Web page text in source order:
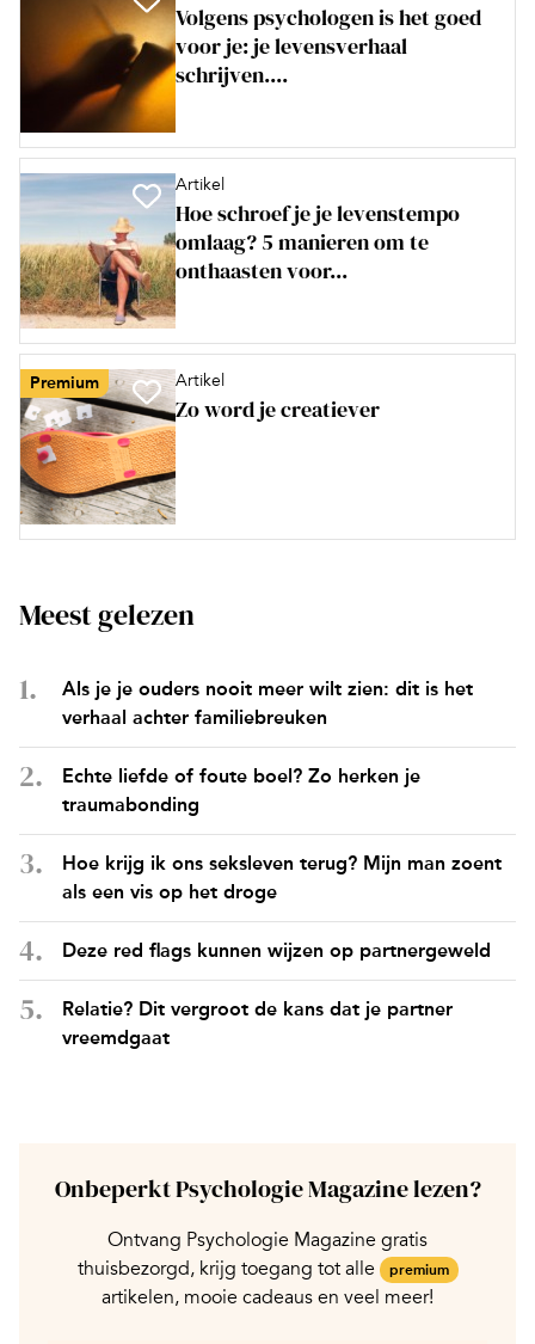
Volgens psychologen is het goed
voor je: je levensverhaal
schrijven....
Artikel
Hoe schroef je je levenstempo
omlaag? 5 manieren om te
onthaasten voor...
Premium Artikel
Zo word je creatiever
Meest gelezen
Als je je ouders nooit meer wilt zien: dit is het
verhaal achter familiebreuken
Echte liefde of foute boel? Zo herken je
traumabonding
Hoe krijg ik ons seksleven terug? Mijn man zoent
als een vis op het droge
Deze red flags kunnen wijzen op partnergeweld
Relatie? Dit vergroot de kans dat je partner
vreemdgaat
Onbeperkt Psychologie Magazine lezen?
Ontvang Psychologie Magazine gratis
thuisbezorgd, krijg toegang tot alle
premium
artikelen, mooie cadeaus en veel meer!